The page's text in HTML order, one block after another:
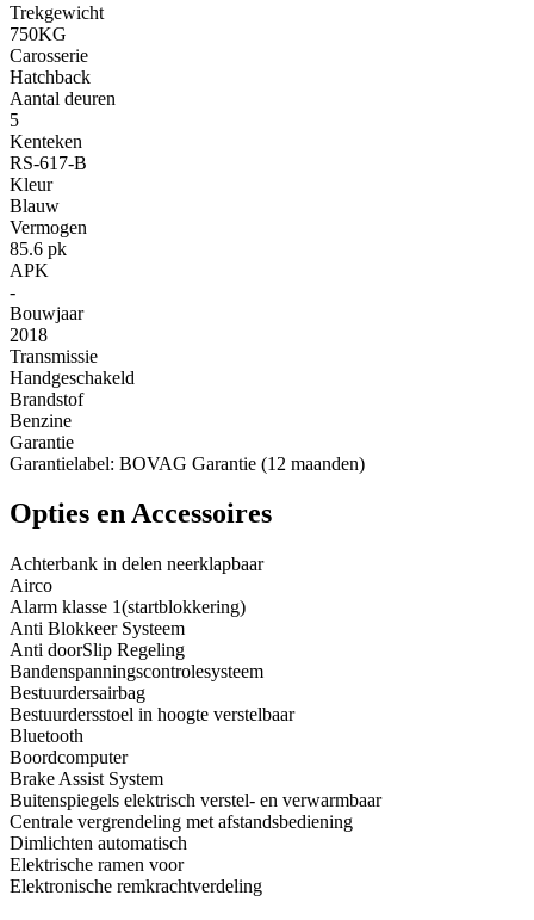
Trekgewicht
750KG
Carosserie
Hatchback
Aantal deuren
5
Kenteken
RS-617-B
Kleur
Blauw
Vermogen
85.6 pk
APK
-
Bouwjaar
2018
Transmissie
Handgeschakeld
Brandstof
Benzine
Garantie
Garantielabel: BOVAG Garantie (12 maanden)
Opties en Accessoires
Achterbank in delen neerklapbaar
Airco
Alarm klasse 1(startblokkering)
Anti Blokkeer Systeem
Anti doorSlip Regeling
Bandenspanningscontrolesysteem
Bestuurdersairbag
Bestuurdersstoel in hoogte verstelbaar
Bluetooth
Boordcomputer
Brake Assist System
Buitenspiegels elektrisch verstel- en verwarmbaar
Centrale vergrendeling met afstandsbediening
Dimlichten automatisch
Elektrische ramen voor
Elektronische remkrachtverdeling